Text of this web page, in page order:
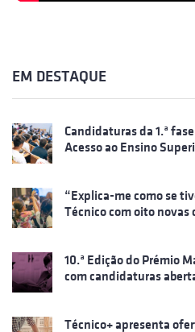
EM DESTAQUE
Candidaturas da 1.ª
Acesso ao Ensino
“Explica-me como se
Técnico com oito novas
10.ª Edição do Prémio
com candidaturas
Técnico+ apresenta